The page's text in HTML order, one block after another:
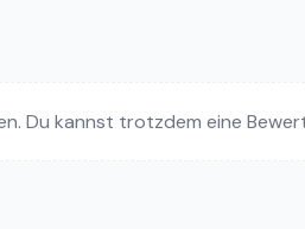
Du kannst trotzdem eine